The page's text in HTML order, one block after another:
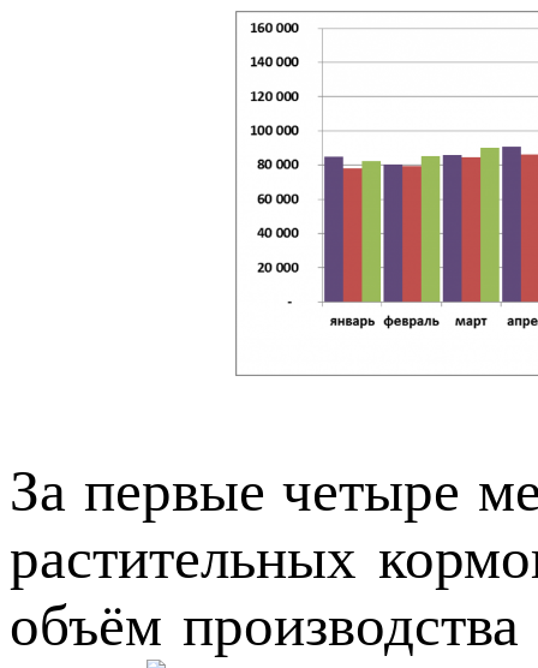
За первые четыре
растительных
объём